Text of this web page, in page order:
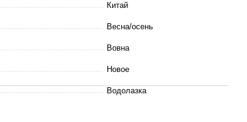
Китай
Весна/осень
Вовна
Новое
Водолазка